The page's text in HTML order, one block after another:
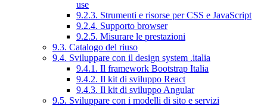
use
9.2.3. Strumenti e risorse per CSS e JavaScript
9.2.4. Supporto browser
9.2.5. Misurare le prestazioni
9.3. Catalogo del riuso
9.4. Sviluppare con il design system .italia
9.4.1. Il framework Bootstrap Italia
9.4.2. Il kit di sviluppo React
9.4.3. Il kit di sviluppo Angular
9.5. Sviluppare con i modelli di sito e servizi